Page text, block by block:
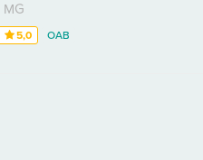
MG
5,0 OAB